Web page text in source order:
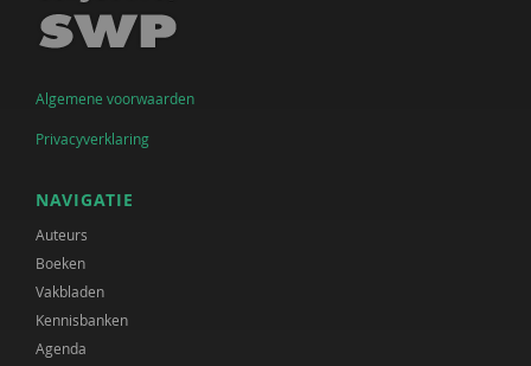
Algemene voorwaarden
Privacyverklaring
NAVIGATIE
Auteurs
Boeken
Vakbladen
Kennisbanken
Agenda